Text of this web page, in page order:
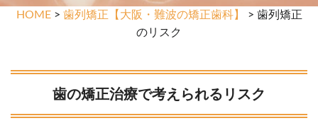
HOME> 歯列矯正【大阪・難波の矯正歯科】
> 歯列矯正
のリスク
歯の矯正治療で考えられるリスク